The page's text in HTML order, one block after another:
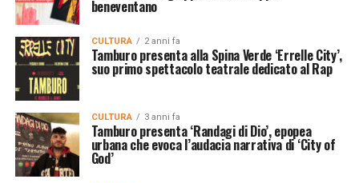
beneventano
CULTURA 2 anni fa
Tamburo presenta alla Spina Verde ‘Errelle City’,
suo primo spettacolo teatrale dedicato al Rap
CULTURA 3 anni fa
Tamburo presenta ‘Randagi di Dio’, epopea
urbana che evoca l’audacia narrativa di ‘City of
God’